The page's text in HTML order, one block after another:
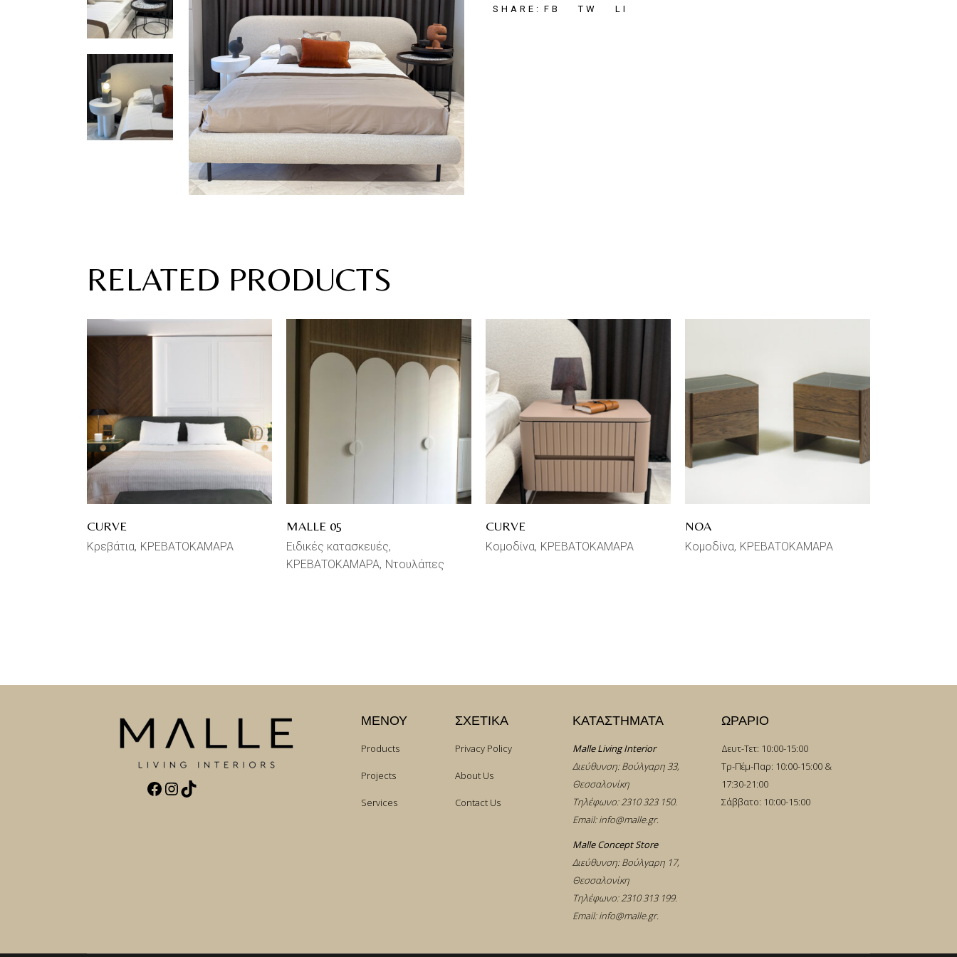
SHARE: FB TW LI
RELATED PRODUCTS
CURVE
Κρεβάτια ΚΡΕΒΑΤΟΚΑΜΑΡΑ
MALLE 05
Ειδικές κατασκευές
ΚΡΕΒΑΤΟΚΑΜΑΡΑ Ντουλάπες
CURVE
Κομοδίνα ΚΡΕΒΑΤΟΚΑΜΑΡΑ
NOA
Κομοδίνα ΚΡΕΒΑΤΟΚΑΜΑΡΑ
Facebook
Instagram
TikTok
ΜΕΝΟΥ
Products
Projects
Services
ΣΧΕΤΙΚΑ
Privacy Policy
About Us
Contact Us
ΚΑΤΑΣΤΗΜΑΤΑ
Malle Living Interior
Διεύθυνση: Βούλγαρη 33,
Θεσσαλονίκη
Τηλέφωνο:2310 323 150.
Email:info@malle.gr.
Malle Concept Store
Διεύθυνση: Βούλγαρη 17,
Θεσσαλονίκη
Τηλέφωνο:2310 313 199.
Email:info@malle.gr.
ΩΡΑΡΙΟ
Δευτ-Τετ: 10:00-15:00
Τρ-Πέμ-Παρ: 10:00-15:00 &
17:30-21:00
Σάββατο: 10:00-15:00